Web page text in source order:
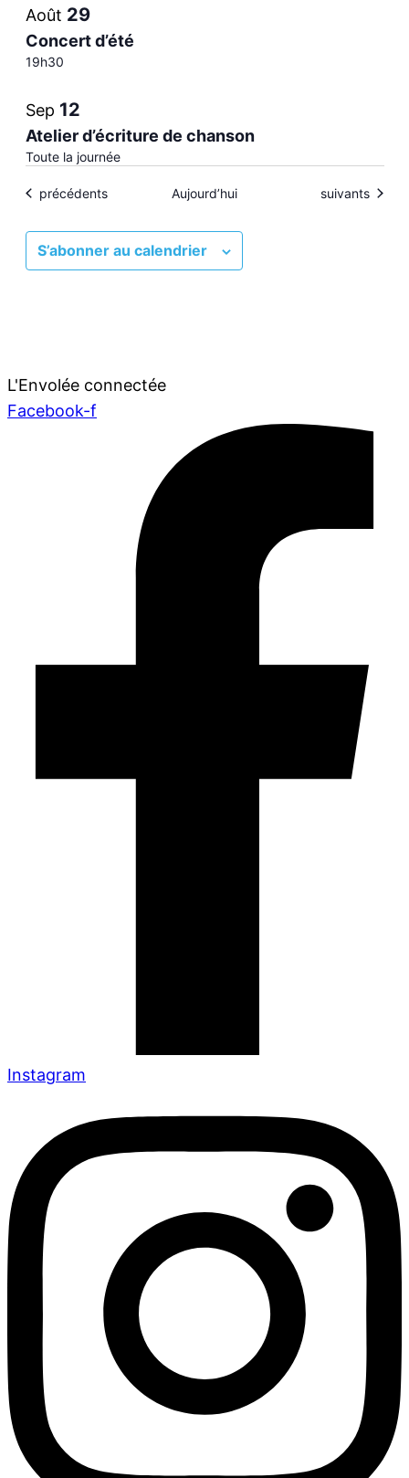
in
Photo
View
Août 29
Concert d’été
19h30
Sep 12
Atelier d’écriture de chanson
Toute la journée
Évènements
précédents Aujourd’hui Évènements
suivants
S’abonner au calendrier
L'Envolée connectée
Facebook-f
Instagram